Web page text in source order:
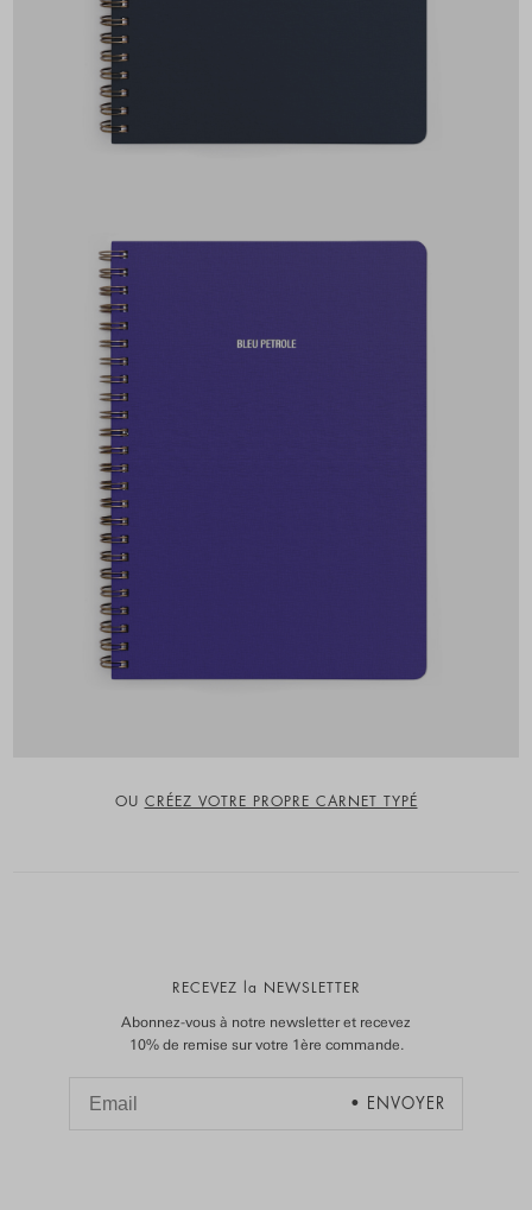
OU CRÉEZ VOTRE PROPRE CARNET TYPÉ
RECEVEZ la NEWSLETTER
Abonnez-vous à notre newsletter et recevez
10% de remise sur votre 1ère commande.